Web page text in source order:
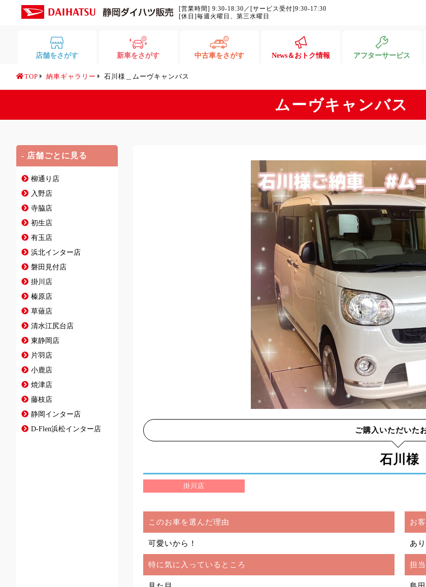
[営業時間] 9:30-18:30／[サービス受付]9:30-17:30
[休日]毎週火曜日、第三水曜日
店舗をさがす 新車をさがす 中古車をさがす News＆おトク情報 アフターサービス
TOP 納車ギャラリー 石川様＿ムーヴキャンバス
ムーヴキャンバス
- 店舗ごとに見る
柳通り店
入野店
寺脇店
初生店
有玉店
浜北インター店
磐田見付店
掛川店
榛原店
草薙店
清水江尻台店
東静岡店
片羽店
小鹿店
焼津店
藤枝店
静岡インター店
D-Flen浜松インター店
ご購入いただいた
石川様
掛川店
このお車を選んだ理由
可愛いから！
特に気に入っているところ
お
あ
担